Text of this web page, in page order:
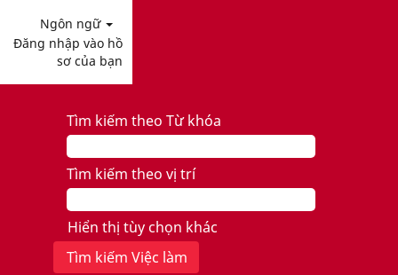
Ngôn ngữ
Đăng nhập vào hồ
sơ của bạn
Tìm kiếm theo Từ khóa
Tìm kiếm theo vị trí
Hiển thị tùy chọn khác